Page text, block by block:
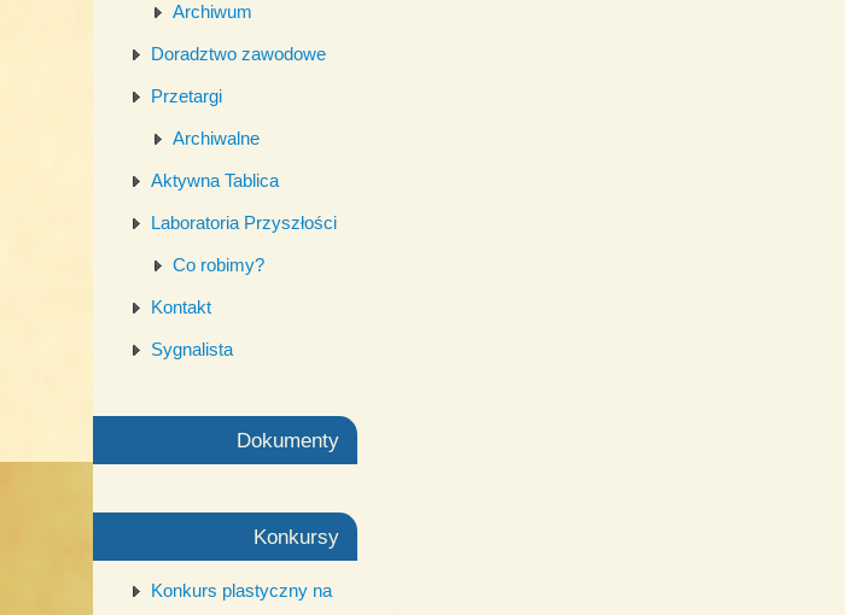
Archiwum
Doradztwo zawodowe
Przetargi
Archiwalne
Aktywna Tablica
Laboratoria Przyszłości
Co robimy?
Kontakt
Sygnalista
Dokumenty
Konkursy
Konkurs plastyczny na